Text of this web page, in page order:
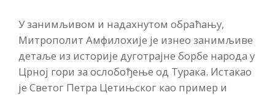
У занимљивом и надахнутом обраћању,
Митрополит Амфилохије је изнео занимљиве
детаље из историје дуготрајне борбе народа у
Црној гори за ослобођење од Турака. Истакао
је Светог Петра Цетињског као пример и